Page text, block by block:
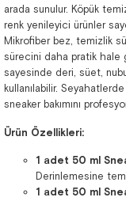
arada sunulur. Köpük
renk yenileyici ürünler
Mikrofiber bez, temizlik
sürecini daha pratik hale
sayesinde deri, süet,
kullanılabilir.
sneaker bakımını
Ürün Özellikleri:
1 adet 50 ml
Derinlemesine
1 adet 50 ml